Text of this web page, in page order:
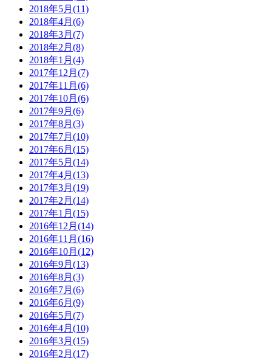
2018年5月(11)
2018年4月(6)
2018年3月(7)
2018年2月(8)
2018年1月(4)
2017年12月(7)
2017年11月(6)
2017年10月(6)
2017年9月(6)
2017年8月(3)
2017年7月(10)
2017年6月(15)
2017年5月(14)
2017年4月(13)
2017年3月(19)
2017年2月(14)
2017年1月(15)
2016年12月(14)
2016年11月(16)
2016年10月(12)
2016年9月(13)
2016年8月(3)
2016年7月(6)
2016年6月(9)
2016年5月(7)
2016年4月(10)
2016年3月(15)
2016年2月(17)